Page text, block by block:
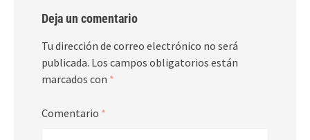
Deja un comentario
Tu dirección de correo electrónico no será
publicada. Los campos obligatorios están
marcados con *
Comentario *